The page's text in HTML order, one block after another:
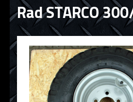
Rad STARCO